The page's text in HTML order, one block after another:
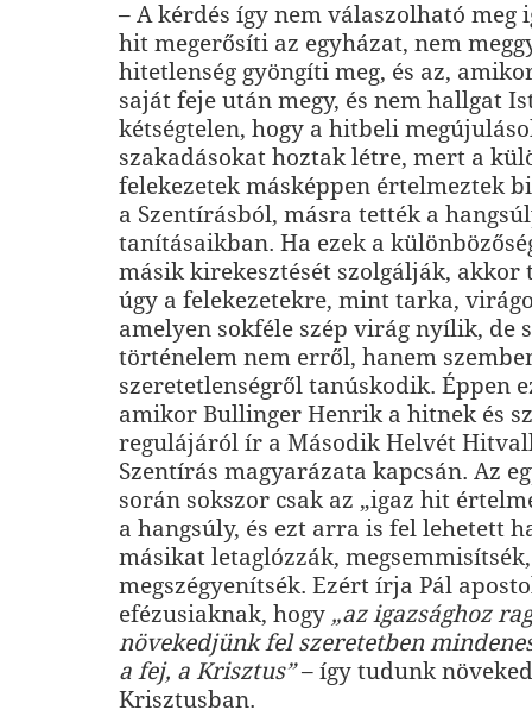
– A kérdés így nem válaszolható meg
hit megerősíti az egyházat, nem
hitetlenség gyöngíti meg, és az,
saját feje után megy, és nem hallgat
kétségtelen, hogy a hitbeli
szakadásokat hoztak létre, mert a
felekezetek másképpen értelmeztek
a Szentírásból, másra tették a
tanításaikban. Ha ezek a
másik kirekesztését szolgálják,
úgy a felekezetekre, mint tarka,
amelyen sokféle szép virág nyílik, de
történelem nem erről, hanem
szeretetlenségről tanúskodik. Éppen
amikor Bullinger Henrik a hitnek és
regulájáról ír a Második Helvét
Szentírás magyarázata kapcsán. Az
során sokszor csak az „igaz hit
a hangsúly, és ezt arra is fel lehetett
másikat letaglózzák, megsemmisítsék,
megszégyenítsék. Ezért írja Pál
efézusiaknak, hogy „az igazsághoz
növekedjünk fel szeretetben
a fej, a Krisztus”– így tudunk
Krisztusban.